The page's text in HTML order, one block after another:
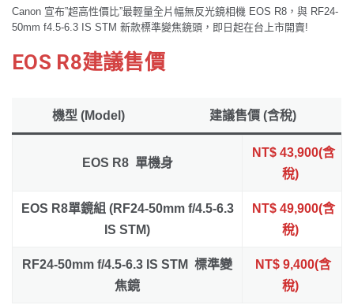
Canon 宣布”超高性價比”最輕量全片幅無反光鏡相機 EOS R8，與 RF24-
50mm f4.5-6.3 IS STM 新款標準變焦鏡頭，即日起在台上市開賣!
EOS R8建議售價
機型 (Model) 建議售價 (含稅)
EOS R8 單機身
NT$ 43,900(含
稅)
EOS R8單鏡組 (RF24-50mm f/4.5-6.3
IS STM)
NT$ 49,900(含
稅)
RF24-50mm f/4.5-6.3 IS STM 標準變
焦鏡
NT$ 9,400(含
稅)